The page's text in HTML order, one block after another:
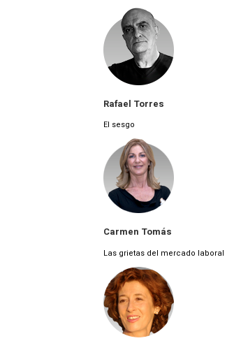
Rafael Torres
El sesgo
Carmen Tomás
Las grietas del mercado laboral